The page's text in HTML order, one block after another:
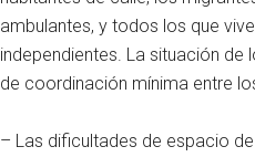
ambulantes, y todos los que
independientes. La situación
de coordinación mínima entre
– Las dificultades de espacio